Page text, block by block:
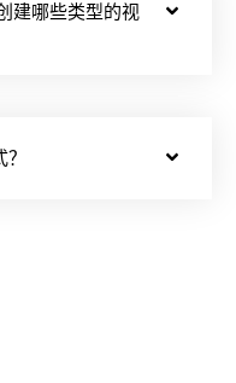
建哪些类型的视